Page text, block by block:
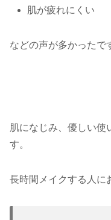
肌が疲れにくい
などの声が多かったで
肌になじみ、優しい使
す。
長時間メイクする人に